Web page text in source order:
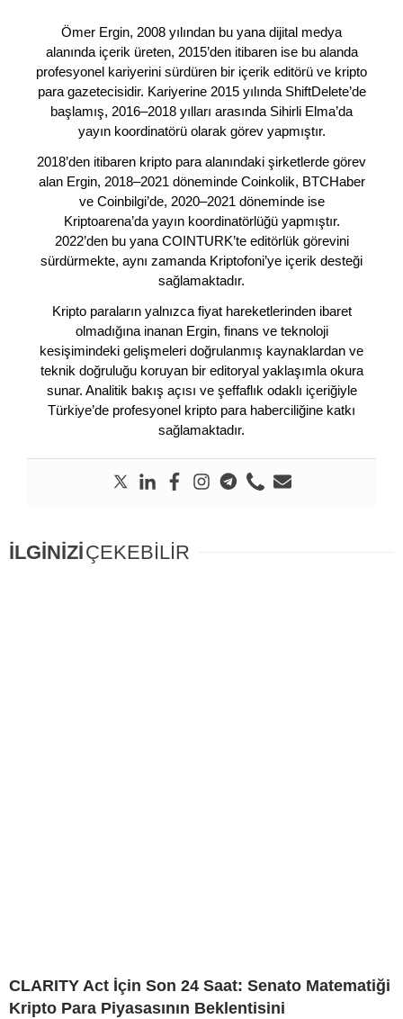
Ömer Ergin, 2008 yılından bu yana dijital medya
alanında içerik üreten, 2015’den itibaren ise bu alanda
profesyonel kariyerini sürdüren bir içerik editörü ve kripto
para gazetecisidir. Kariyerine 2015 yılında ShiftDelete’de
başlamış, 2016–2018 yılları arasında Sihirli Elma’da
yayın koordinatörü olarak görev yapmıştır.
2018’den itibaren kripto para alanındaki şirketlerde görev
alan Ergin, 2018–2021 döneminde Coinkolik, BTCHaber
ve Coinbilgi’de, 2020–2021 döneminde ise
Kriptoarena’da yayın koordinatörlüğü yapmıştır.
2022’den bu yana COINTURK’te editörlük görevini
sürdürmekte, aynı zamanda Kriptofoni’ye içerik desteği
sağlamaktadır.
Kripto paraların yalnızca fiyat hareketlerinden ibaret
olmadığına inanan Ergin, finans ve teknoloji
kesişimindeki gelişmeleri doğrulanmış kaynaklardan ve
teknik doğruluğu koruyan bir editoryal yaklaşımla okura
sunar. Analitik bakış açısı ve şeffaflık odaklı içeriğiyle
Türkiye’de profesyonel kripto para haberciliğine katkı
sağlamaktadır.
İLGİNİZİÇEKEBİLİR
CLARITY Act İçin Son 24 Saat: Senato Matematiği
Kripto Para Piyasasının Beklentisini